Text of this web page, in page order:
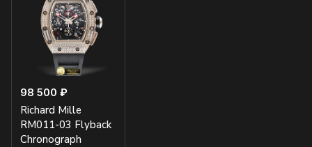
98 500 ₽
Richard Mille
RM011-03 Flyback
Chronograph